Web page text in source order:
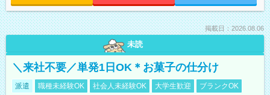
掲載日：2026.08.06
未読
＼来社不要／単発1日OK＊お菓子の仕分け
派遣 職種未経験OK 社会人未経験OK 大学生歓迎 ブランクOK